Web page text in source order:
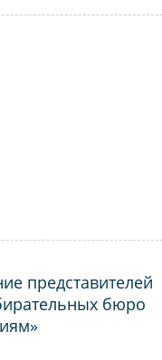
представителей
бюро